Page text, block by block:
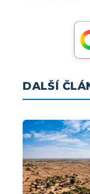
DALŠÍ